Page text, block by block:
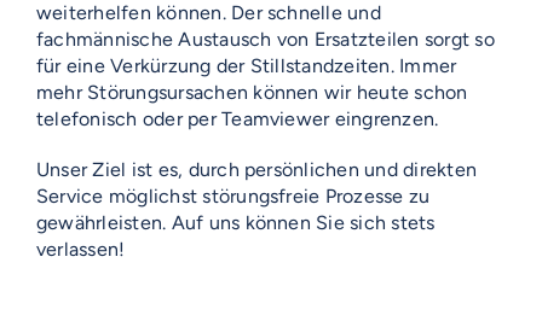
weiterhelfen können. Der schnelle und
fachmännische Austausch von Ersatzteilen sorgt so
für eine Verkürzung der Stillstandzeiten. Immer
mehr Störungsursachen können wir heute schon
telefonisch oder per Teamviewer eingrenzen.
Unser Ziel ist es, durch persönlichen und direkten
Service möglichst störungsfreie Prozesse zu
gewährleisten. Auf uns können Sie sich stets
verlassen!